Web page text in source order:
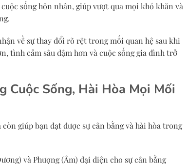
sống hôn nhân, giúp vượt qua mọi khó khăn và
về sự thay đổi rõ rệt trong mối quan hệ sau khi
tình cảm sâu đậm hơn và cuộc sống gia đình trở
Cuộc Sống, Hài Hòa Mọi Mối
giúp bạn đạt được sự cân bằng và hài hòa trong
và Phượng (Âm) đại diện cho sự cân bằng